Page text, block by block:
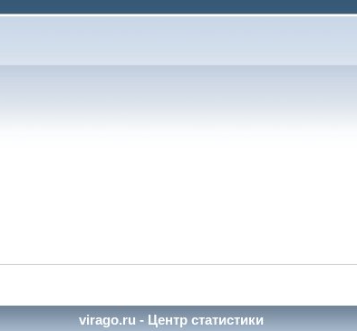
virago.ru - Центр статистики